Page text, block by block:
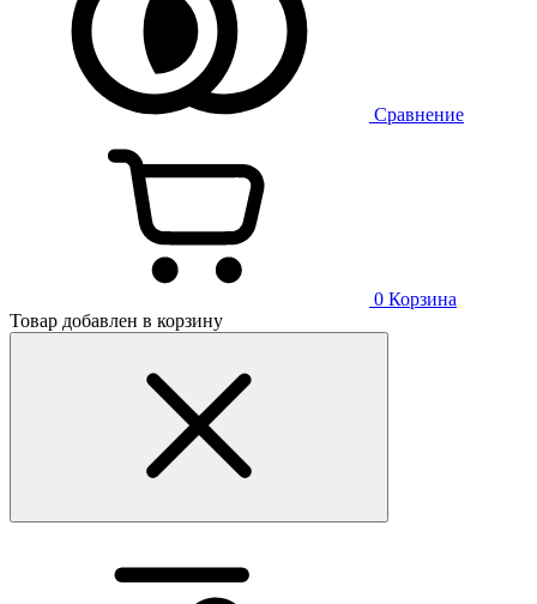
Сравнение
0 Корзина
Товар добавлен в корзину